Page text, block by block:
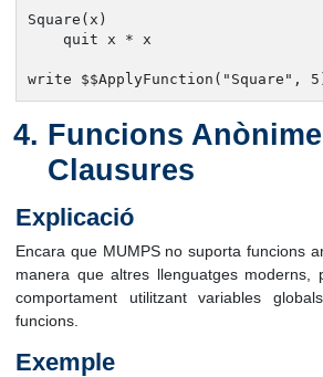
Square(x)
    quit x * x
write $$ApplyFunction("Square",
Funcions
Clausures
Explicació
Encara que MUMPS no suporta funcions
manera que altres llenguatges moderns,
comportament utilitzant variables
funcions.
Exemple